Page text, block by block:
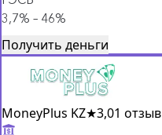
3,7% – 46%
Получить деньги
MoneyPlus KZ★3,01 отзыв